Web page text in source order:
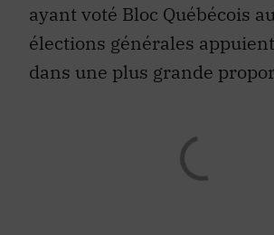
ayant voté Bloc Québécois
élections générales
dans une plus grande